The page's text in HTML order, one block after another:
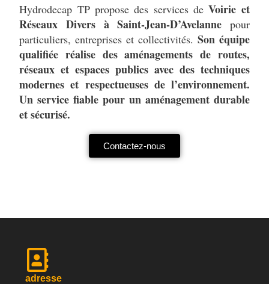
Hydrodecap TP propose des services deVoirie et
Réseaux Divers à Saint-Jean-D’Avelanne pour
particuliers, entreprises et collectivités. Son équipe
qualifiée réalise des aménagements de routes,
réseaux et espaces publics avec des techniques
modernes et respectueuses de l’environnement.
Un service fiable pour un aménagement durable
et sécurisé.
Contactez-nous
adresse